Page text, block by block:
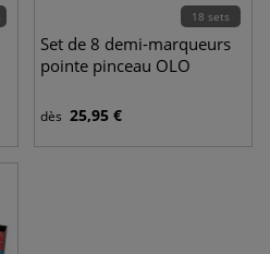
18 sets
Set de 8 demi-marqueurs
pointe pinceau OLO
dès 25,95 €